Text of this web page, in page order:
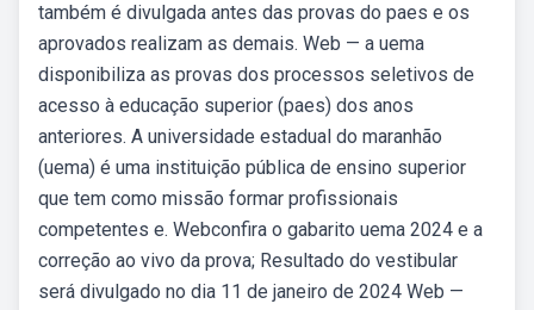
também é divulgada antes das provas do paes e os
aprovados realizam as demais. Web — a uema
disponibiliza as provas dos processos seletivos de
acesso à educação superior (paes) dos anos
anteriores. A universidade estadual do maranhão
(uema) é uma instituição pública de ensino superior
que tem como missão formar profissionais
competentes e. Webconfira o gabarito uema 2024 e a
correção ao vivo da prova; Resultado do vestibular
será divulgado no dia 11 de janeiro de 2024 Web —